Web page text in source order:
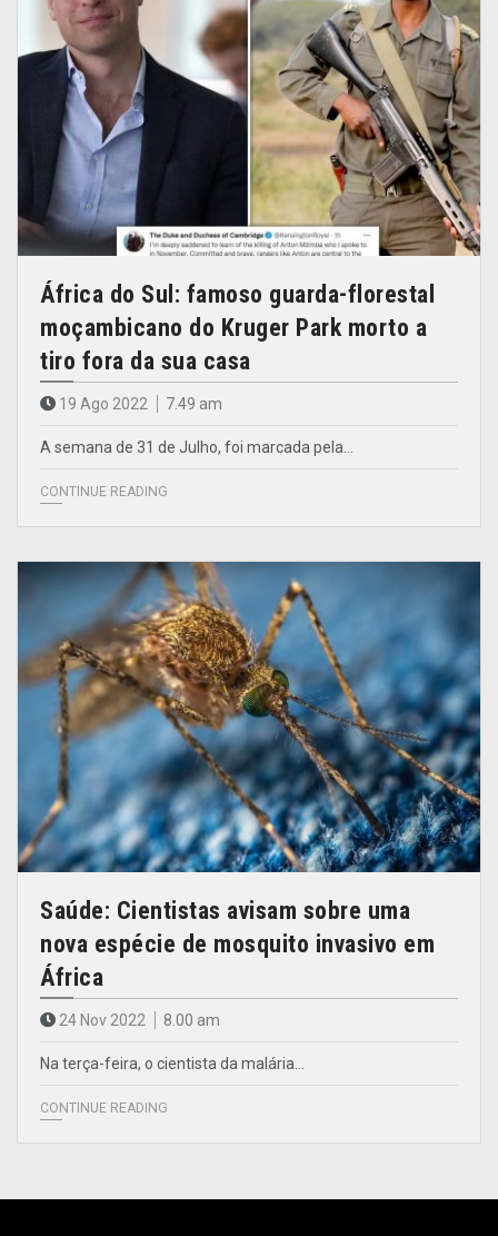
África do Sul: famoso guarda-florestal
moçambicano do Kruger Park morto a
tiro fora da sua casa
19 Ago 2022 7.49 am
A semana de 31 de Julho, foi marcada pela…
CONTINUE READING
Saúde: Cientistas avisam sobre uma
nova espécie de mosquito invasivo em
África
24 Nov 2022 8.00 am
Na terça-feira, o cientista da malária…
CONTINUE READING